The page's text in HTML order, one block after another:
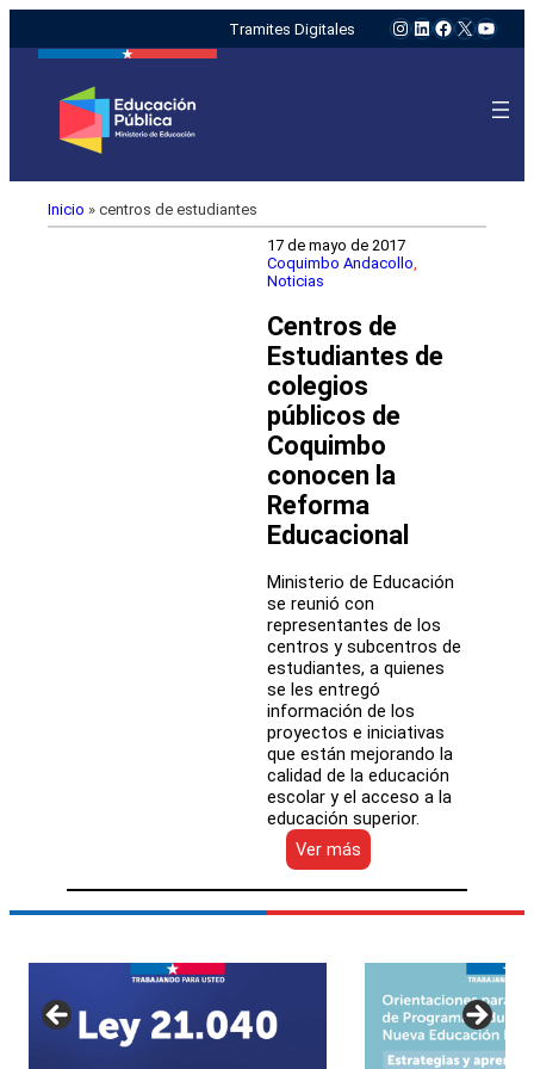
Tramites Digitales Instagram
LinkedIn
Facebook
X
Inicio » centros de estudiantes
17 de mayo de 2017
Coquimbo Andacollo
Noticias
Centros de
Estudiantes de
colegios
públicos de
Coquimbo
conocen la
Reforma
Educacional
Ministerio de Educación
se reunió con
representantes de los
centros y subcentros de
estudiantes, a quienes
se les entregó
información de los
proyectos e iniciativas
que están mejorando la
calidad de la educación
escolar y el acceso a la
educación superior.
Ver más
Centros
de
Estudiantes
Coquimbo
conocen